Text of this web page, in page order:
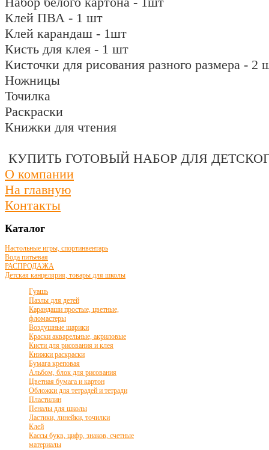
Клей ПВА - 1 шт
Клей карандаш - 1шт
Кисть для клея - 1 шт
Кисточки для рисования разного размера - 2
Ножницы
Точилка
Раскраски
Книжки для чтения
КУПИТЬ ГОТОВЫЙ НАБОР ДЛЯ
О компании
На главную
Контакты
Каталог
Настольные игры, спортинвентарь
Вода питьевая
РАСПРОДАЖА
Детская канцелярия, товары для школы
Гуашь
Пазлы для детей
Карандаши простые, цветные,
фломастеры
Воздушные шарики
Краски акварельные, акриловые
Кисти для рисования и клея
Книжки раскраски
Бумага креповая
Альбом, блок для рисования
Цветная бумага и картон
Обложки для тетрадей и тетради
Пластилин
Пеналы для школы
Ластики, линейки, точилки
Клей
Кассы букв, цифр, знаков, счетные
материалы